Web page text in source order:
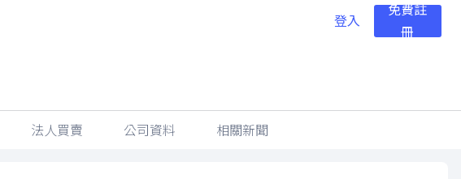
登入
免費註
冊
法人買賣 公司資料 相關新聞